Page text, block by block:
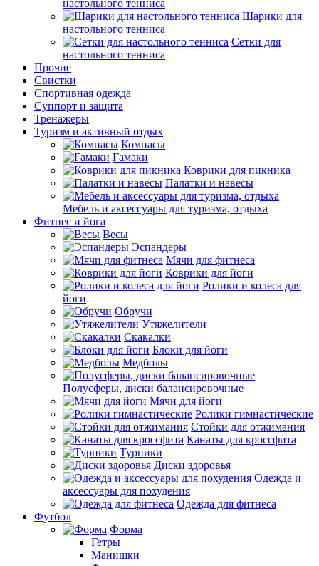
настольного тенниса
Шарики для
настольного тенниса
Сетки для
настольного тенниса
Прочие
Свистки
Спортивная одежда
Суппорт и защита
Тренажеры
Туризм и активный отдых
Компасы
Гамаки
Коврики для пикника
Палатки и навесы
Мебель и аксессуары для туризма, отдыха
Фитнес и йога
Весы
Эспандеры
Мячи для фитнеса
Коврики для йоги
Ролики и колеса для
йоги
Обручи
Утяжелители
Скакалки
Блоки для йоги
Медболы
Полусферы, диски балансировочные
Мячи для йоги
Ролики гимнастические
Стойки для отжимания
Канаты для кроссфита
Турники
Диски здоровья
Одежда и
аксессуары для похудения
Одежда для фитнеса
Футбол
Форма
Гетры
Манишки